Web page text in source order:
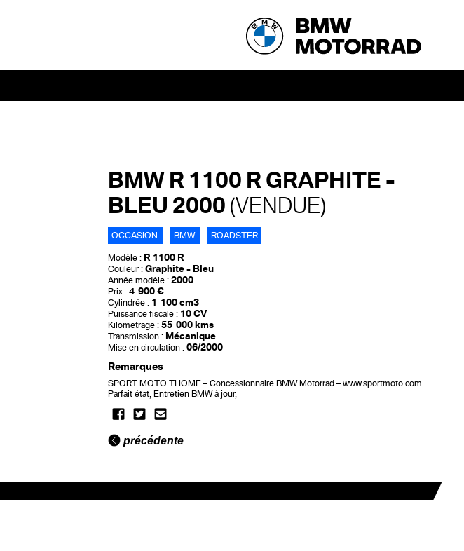
BMW R 1100 R GRAPHITE -
BLEU 2000 (VENDUE)
OCCASION BMW ROADSTER
Modèle : R 1100 R
Couleur : Graphite - Bleu
Année modèle : 2000
Prix : 4 900 €
Cylindrée : 1 100 cm3
Puissance fiscale : 10 CV
Kilométrage : 55 000 kms
Transmission : Mécanique
Mise en circulation : 06/2000
Remarques
SPORT MOTO THOME – Concessionnaire BMW Motorrad – www.sportmoto.com
Parfait état, Entretien BMW à jour,
précédente